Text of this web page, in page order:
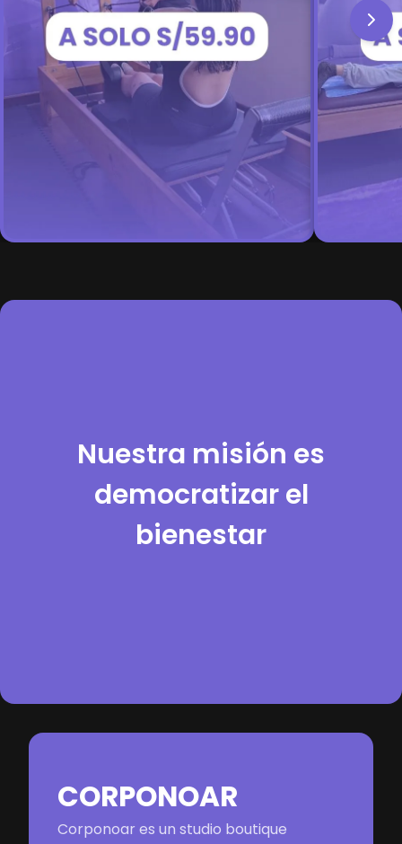
Nuestra misión es
democratizar el
bienestar
CORPONOAR
Corponoar es un studio boutique